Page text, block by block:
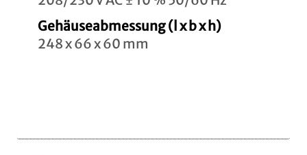
Gehäuseabmessung (l x b x h)
248 x 66 x 60 mm